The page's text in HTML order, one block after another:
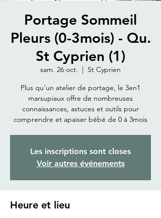
Portage Sommeil
Pleurs (0-3mois) - Qu.
St Cyprien (1)
sam. 26 oct.
  |
St Cyprien
Plus qu'un atelier de portage, le 3en1
marsupiaux offre de nombreuses
connaissances, astuces et outils pour
comprendre et apaiser bébé de 0 à 3mois
Les inscriptions sont closes
Voir autres événements
Heure et lieu